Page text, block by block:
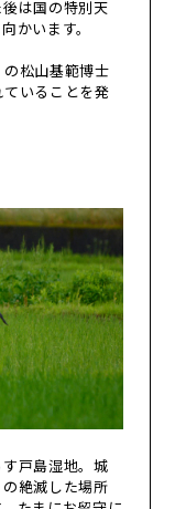
は国の特別天
かいます。
松山基範博士
いることを発
戸島湿地。城
絶滅した場所